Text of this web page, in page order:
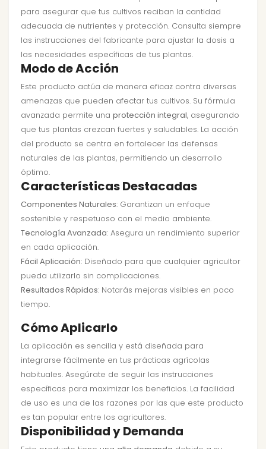
para asegurar que tus cultivos reciban la cantidad
adecuada de nutrientes y protección. Consulta siempre
las instrucciones del fabricante para ajustar la dosis a
las necesidades específicas de tus plantas.
Modo de Acción
Este producto actúa de manera eficaz contra diversas
amenazas que pueden afectar tus cultivos. Su fórmula
avanzada permite una protección integral, asegurando
que tus plantas crezcan fuertes y saludables. La acción
del producto se centra en fortalecer las defensas
naturales de las plantas, permitiendo un desarrollo
óptimo.
Características Destacadas
Componentes Naturales: Garantizan un enfoque
sostenible y respetuoso con el medio ambiente.
Tecnología Avanzada: Asegura un rendimiento superior
en cada aplicación.
Fácil Aplicación: Diseñado para que cualquier agricultor
pueda utilizarlo sin complicaciones.
Resultados Rápidos: Notarás mejoras visibles en poco
tiempo.
Cómo Aplicarlo
La aplicación es sencilla y está diseñada para
integrarse fácilmente en tus prácticas agrícolas
habituales. Asegúrate de seguir las instrucciones
específicas para maximizar los beneficios. La facilidad
de uso es una de las razones por las que este producto
es tan popular entre los agricultores.
Disponibilidad y Demanda